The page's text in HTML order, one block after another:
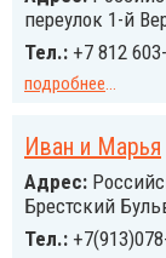
переулок 1-й
Тел.: +7 812
подробнее...
Иван и Марья
Адрес:
Брестский
Тел.: